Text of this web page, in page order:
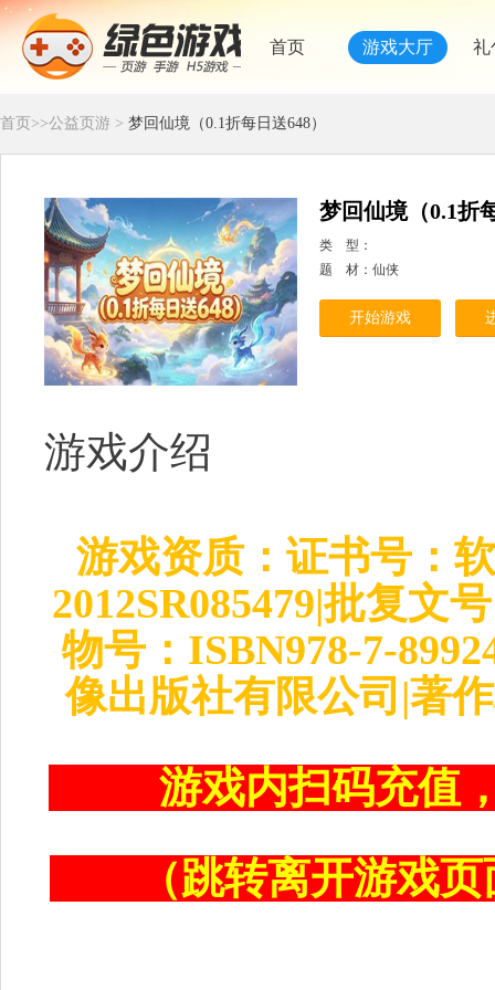
首页 游戏大厅 礼
首页 >>公益页游 > 梦回仙境（0.1折每日送648）
梦回仙境（0.1折
类 型：
题 材：仙侠
开始游戏
游戏介绍
游戏资质：证书号：
2012SR085479|批复文
物号：ISBN978-7-
像出版社有限公司|著
游戏内扫码充值
（跳转离开游戏